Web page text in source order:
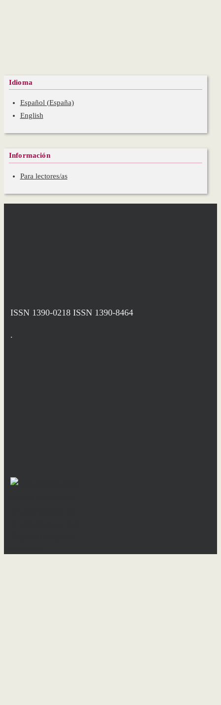
Idioma
Español (España)
English
Información
Para lectores/as
ISSN 1390-0218 ISSN 1390-8464
.